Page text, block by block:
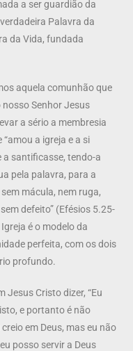
a ser guardião da
Palavra da
da Vida, fundada
aquela comunhão que
Senhor Jesus
a sério a membresia
a igreja e a si
a santificasse, tendo-a
pela palavra, para a
mácula, nem ruga,
defeito” (Efésios 5.25-
é o modelo da
perfeita, com os dois
profundo.
Jesus Cristo dizer, “Eu
e portanto é não
em Deus, mas eu não
posso servir a Deus